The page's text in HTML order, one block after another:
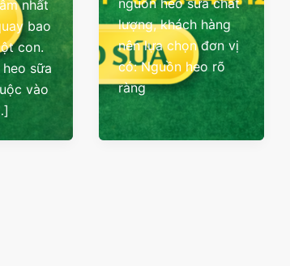
nhất
bao
con.
sữa
vào
nguồn heo sữa chất
lượng, khách hàng
nên lựa chọn đơn vị
có: Nguồn heo rõ
ràng